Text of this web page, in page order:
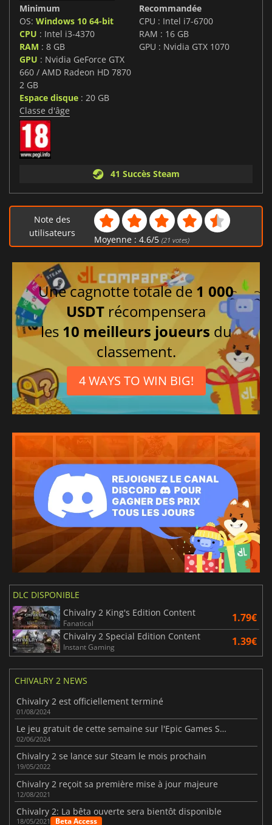
Minimum
OS: Windows 10 64-bit
CPU : Intel i3-4370
RAM : 8 GB
GPU : Nvidia GeForce GTX
660 / AMD Radeon HD 7870
2 GB
Espace disque : 20 GB
Recommandée
CPU : Intel i7-6700
RAM : 16 GB
GPU : Nvidia GTX 1070
Classe d'âge
41 Succès Steam
Note des
utilisateurs
Moyenne : 4.6/5 (21 votes)
Une cagnotte totale de 1 000
USDT récompensera
les 10 meilleurs joueurs du
classement.
4 WAYS TO WIN BIG!
DLC DISPONIBLE
Chivalry 2 King's Edition Content
Fanatical 1.79€
Chivalry 2 Special Edition Content
Instant Gaming 1.39€
CHIVALRY 2 NEWS
Chivalry 2 est officiellement terminé
01/08/2024
Le jeu gratuit de cette semaine sur l'Epic Games Store est Chivalry II.
02/06/2024
Chivalry 2 se lance sur Steam le mois prochain
19/05/2022
Chivalry 2 reçoit sa première mise à jour majeure
12/08/2021
Chivalry 2: La bêta ouverte sera bientôt disponible
18/05/2021 Beta Access